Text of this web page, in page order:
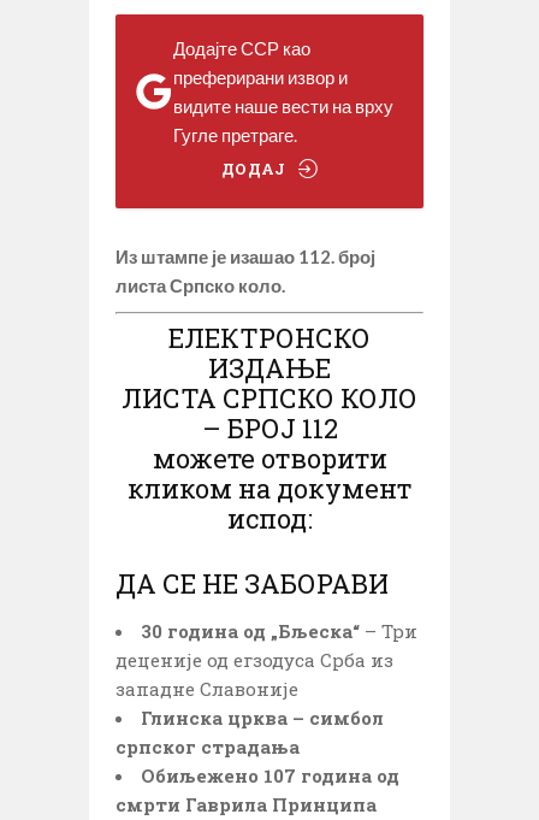
Додајте ССР као
преферирани извор и
видите наше вести на врху
Гугле претраге.
ДОДАЈ
Из штампе је изашао 112. број
листа Српско коло.
ЕЛЕКТРОНСКО
ИЗДАЊЕ
ЛИСТА СРПСКО КОЛО
– БРОЈ 112
можете отворити
кликом на документ
испод:
ДА СЕ НЕ ЗАБОРАВИ
30 година од „Бљеска“ – Три
деценије од егзодуса Срба из
западне Славоније
Глинска црква – симбол
српског страдања
Обиљежено 107 година од
смрти Гаврила Принципа